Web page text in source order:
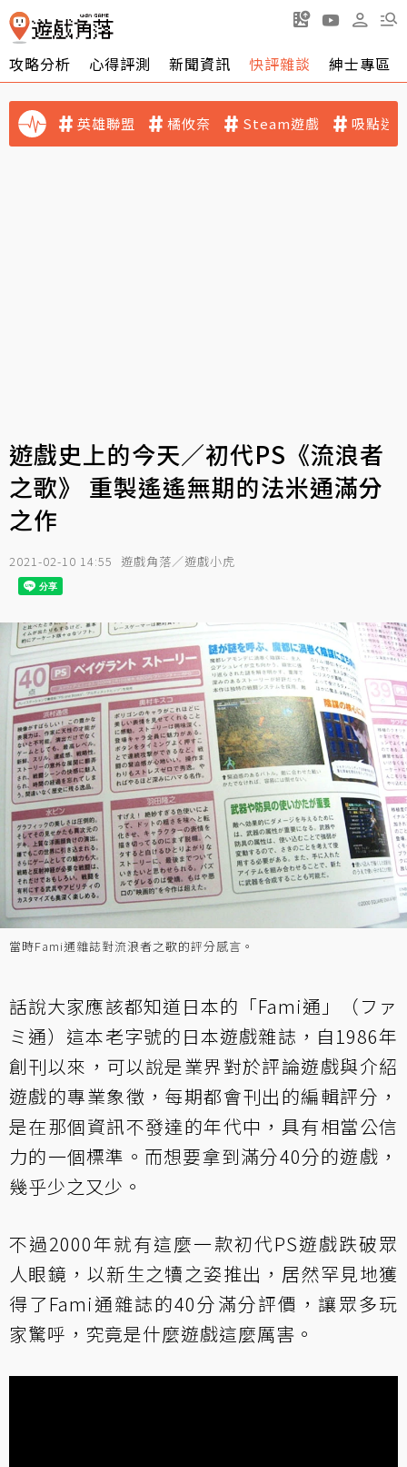
攻略分析 心得評測 新聞資訊 快評雜談 紳士專區
英雄聯盟 橘攸奈 Steam遊戲 吸點迷
遊戲史上的今天／初代PS《流浪者
之歌》 重製遙遙無期的法米通滿分
之作
2021-02-10 14:55 遊戲角落／遊戲小虎
當時Fami通雜誌對流浪者之歌的評分感言。
話說大家應該都知道日本的「Fami通」（ファ
ミ通）這本老字號的日本遊戲雜誌，自1986年
創刊以來，可以說是業界對於評論遊戲與介紹
遊戲的專業象徵，每期都會刊出的編輯評分，
是在那個資訊不發達的年代中，具有相當公信
力的一個標準。而想要拿到滿分40分的遊戲，
幾乎少之又少。
不過2000年就有這麼一款初代PS遊戲跌破眾
人眼鏡，以新生之犢之姿推出，居然罕見地獲
得了Fami通雜誌的40分滿分評價，讓眾多玩
家驚呼，究竟是什麼遊戲這麼厲害。